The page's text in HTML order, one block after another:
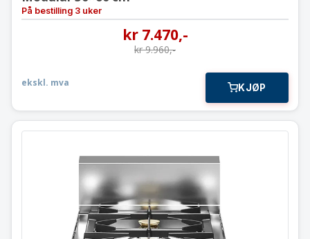
På bestilling 3 uker
kr7.470,-
kr9.960,-
ekskl. mva KJØP